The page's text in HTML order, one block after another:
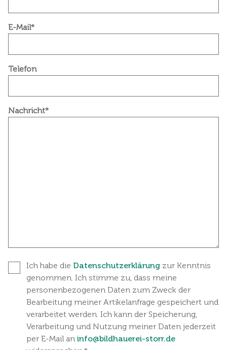
E-Mail*
Telefon
Nachricht*
Ich habe die Datenschutzerklärung zur Kenntnis
genommen. Ich stimme zu, dass meine
personenbezogenen Daten zum Zweck der
Bearbeitung meiner Artikelanfrage gespeichert und
verarbeitet werden. Ich kann der Speicherung,
Verarbeitung und Nutzung meiner Daten jederzeit
per E-Mail an info@bildhauerei-storr.de